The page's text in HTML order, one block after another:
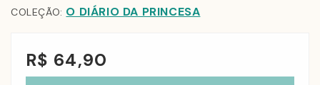
COLEÇÃO: O DIÁRIO DA PRINCESA
R$ 64,90